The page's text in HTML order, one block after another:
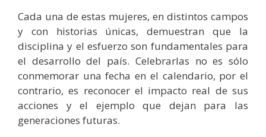
Cada una de estas mujeres, en distintos campos
y con historias únicas, demuestran que la
disciplina y el esfuerzo son fundamentales para
el desarrollo del país. Celebrarlas no es sólo
conmemorar una fecha en el calendario, por el
contrario, es reconocer el impacto real de sus
acciones y el ejemplo que dejan para las
generaciones futuras.